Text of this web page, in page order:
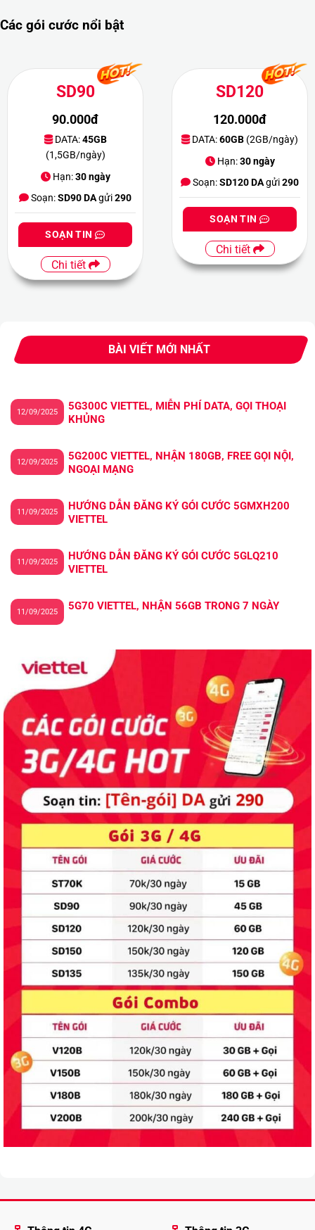
Các gói cước nổi bật
SD90
90.000đ
DATA:45GB
(1,5GB/ngày)
Hạn:30 ngày
Soạn:SD90 DAgửi290
SOẠN TIN
Chi tiết
SD120
120.000đ
DATA:60GB (2GB/ngày)
Hạn:30 ngày
Soạn:SD120 DAgửi290
SOẠN TIN
Chi tiết
BÀI VIẾT MỚI NHẤT
5G300C VIETTEL, MIỄN PHÍ DATA, GỌI THOẠI
KHỦNG
12/09/2025
5G200C VIETTEL, NHẬN 180GB, FREE GỌI NỘI,
NGOẠI MẠNG
12/09/2025
HƯỚNG DẪN ĐĂNG KÝ GÓI CƯỚC 5GMXH200
VIETTEL
11/09/2025
HƯỚNG DẪN ĐĂNG KÝ GÓI CƯỚC 5GLQ210
VIETTEL
11/09/2025
5G70 VIETTEL, NHẬN 56GB TRONG 7 NGÀY
11/09/2025